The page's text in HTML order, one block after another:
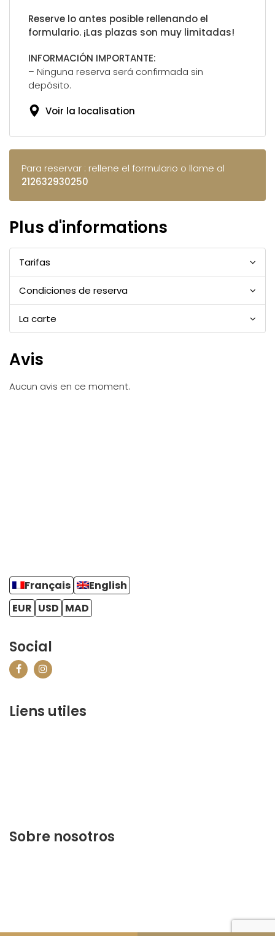
Reserve lo antes posible rellenando el
formulario. ¡Las plazas son muy limitadas!
INFORMACIÓN IMPORTANTE:
– Ninguna reserva será confirmada sin
depósito.
Voir la localisation
Para reservar : rellene el formulario o llame al
212632930250
Plus d'informations
Tarifas
Condiciones de reserva
La carte
Avis
Aucun avis en ce moment.
Français
English
EUR USD MAD
Social
Liens utiles
Sobre nosotros